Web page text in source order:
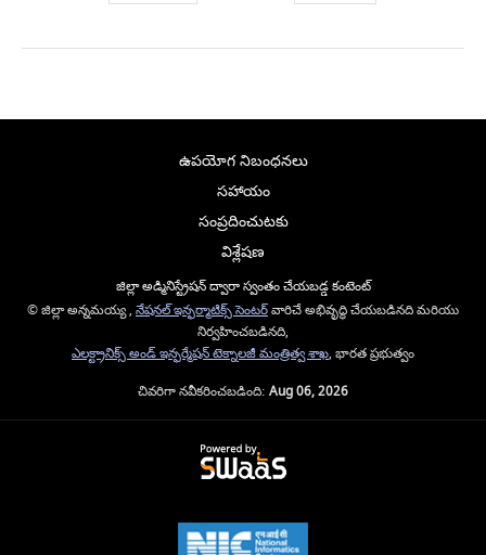
ఉపయోగ నిబంధనలు
సహాయం
సంప్రదించుటకు
విశ్లేషణ
జిల్లా అడ్మినిస్ట్రేషన్ ద్వారా స్వంతం చేయబడ్డ కంటెంట్
© జిల్లా అన్నమయ్య , నేషనల్ ఇన్ఫర్మాటిక్స్ సెంటర్వారిచే అభివృద్ధి చేయబడినది మరియు
నిర్వహించబడినది,
ఎలక్ట్రానిక్స్ అండ్ ఇన్ఫర్మేషన్ టెక్నాలజీ మంత్రిత్వ శాఖ, భారత ప్రభుత్వం
చివరిగా నవీకరించబడింది: Aug 06, 2026